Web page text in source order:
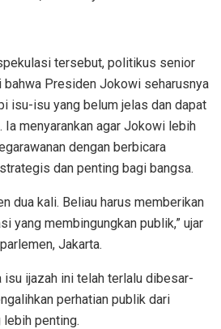
tersebut, politikus senior
bahwa Presiden Jokowi seharusnya
isu-isu yang belum jelas dan dapat
Ia menyarankan agar Jokowi lebih
dengan berbicara
dan penting bagi bangsa.
dua kali. Beliau harus memberikan
yang membingungkan publik,” ujar
Jakarta.
isu ijazah ini telah terlalu dibesar-
perhatian publik dari
penting.